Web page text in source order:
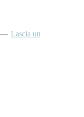
Lascia un